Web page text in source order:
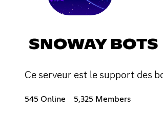
SNOWAY BOTS
Ce serveur est le support des
545 Online 5,325 Members